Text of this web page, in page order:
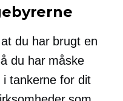
du har brugt en
du har måske
i tankerne for dit